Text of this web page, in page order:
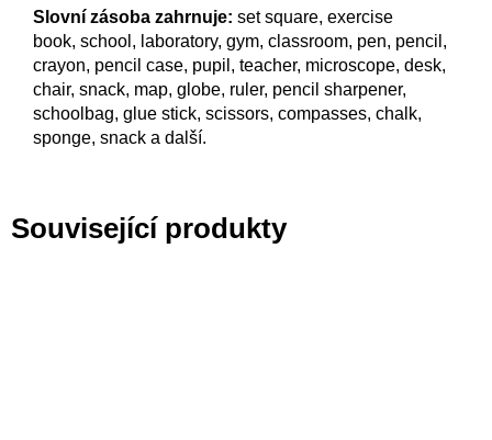
Slovní zásoba zahrnuje: set square, exercise
book, school, laboratory, gym, classroom, pen, pencil,
crayon, pencil case, pupil, teacher, microscope, desk,
chair, snack, map, globe, ruler, pencil sharpener,
schoolbag, glue stick, scissors, compasses, chalk,
sponge, snack a další.
Související produkty